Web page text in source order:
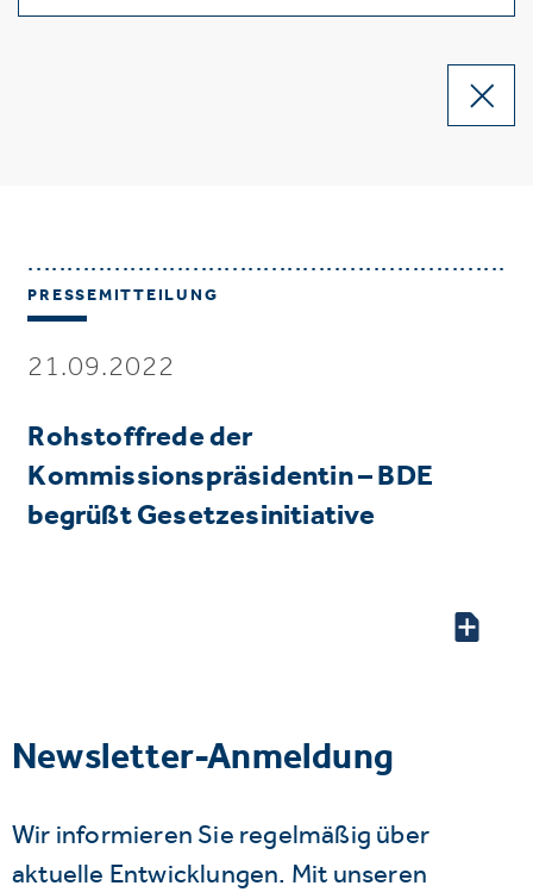
PRESSEMITTEILUNG
21.09.2022
Rohstoffrede der
Kommissionspräsidentin – BDE
begrüßt Gesetzesinitiative
Newsletter-Anmeldung
Wir informieren Sie regelmäßig über
aktuelle Entwicklungen. Mit unseren